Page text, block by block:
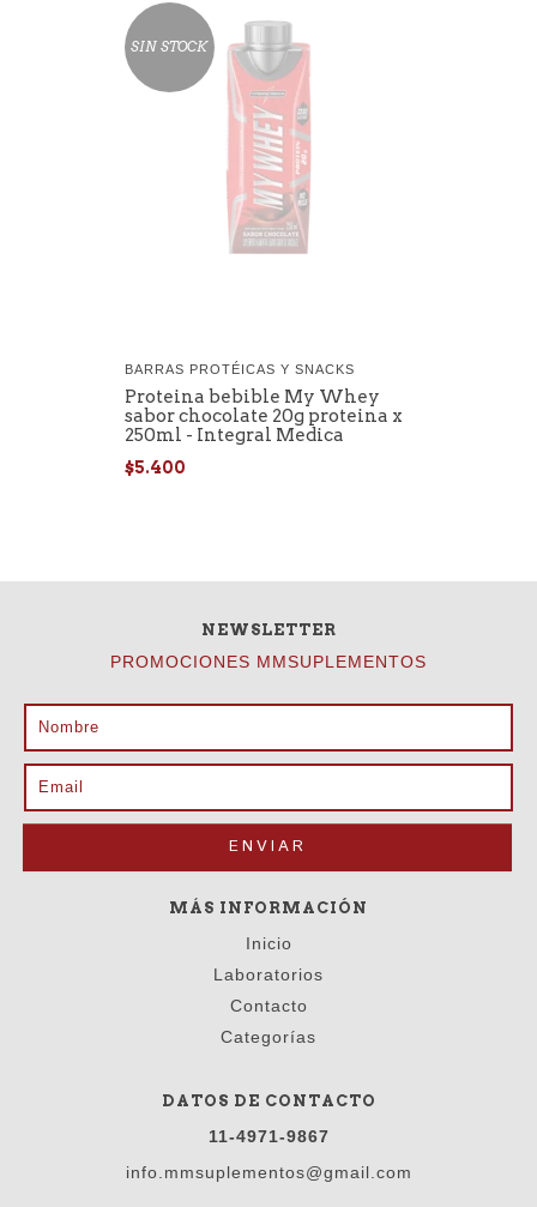
SIN STOCK
BARRAS PROTÉICAS Y SNACKS
Proteina bebible My Whey
sabor chocolate 20g proteina x
250ml - Integral Medica
$5.400
NEWSLETTER
PROMOCIONES MMSUPLEMENTOS
MÁS INFORMACIÓN
Inicio
Laboratorios
Contacto
Categorías
DATOS DE CONTACTO
11-4971-9867
info.mmsuplementos@gmail.com